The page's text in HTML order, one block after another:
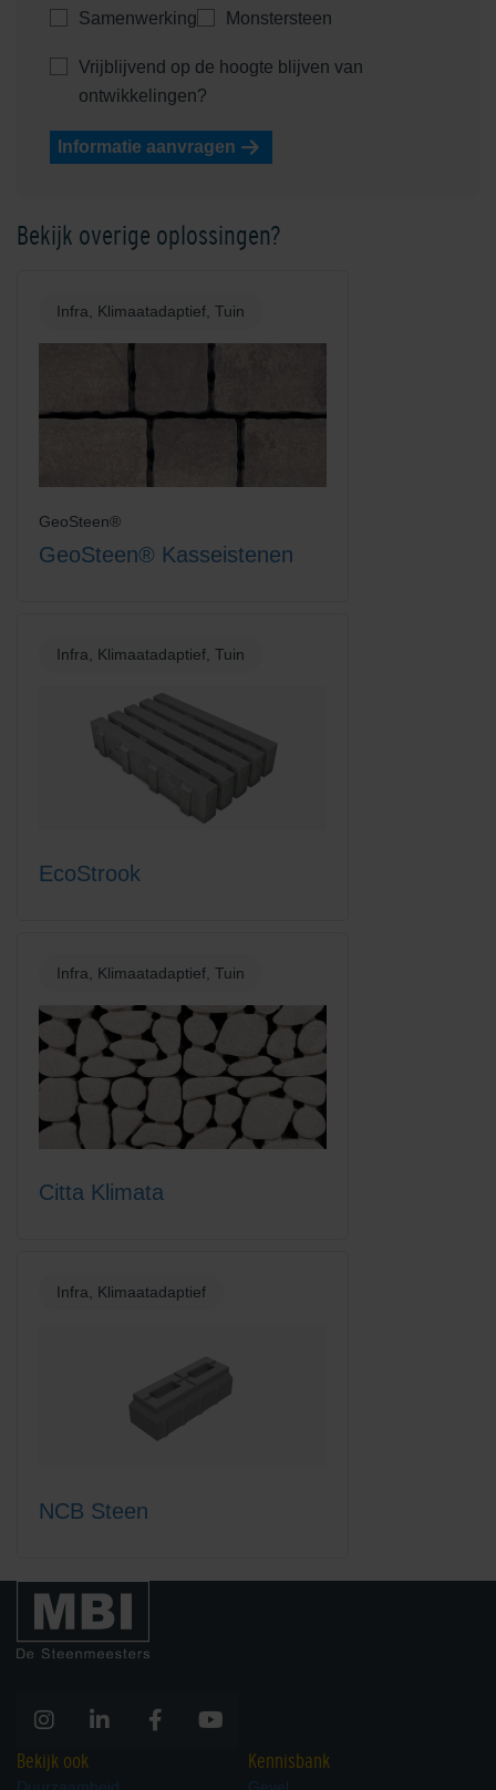
Samenwerking
Monstersteen
Vrijblijvend op de hoogte blijven van
ontwikkelingen?
Informatie aanvragen
Bekijk overige oplossingen?
Infra, Klimaatadaptief, Tuin
GeoSteen®
GeoSteen® Kasseistenen
Infra, Klimaatadaptief, Tuin
EcoStrook
Infra, Klimaatadaptief, Tuin
Citta Klimata
Infra, Klimaatadaptief
NCB Steen
Bekijk ook Kennisbank